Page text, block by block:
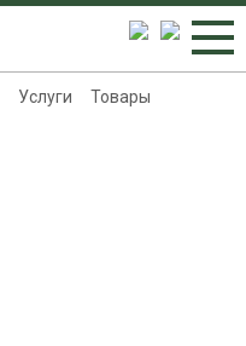
Услуги Товары